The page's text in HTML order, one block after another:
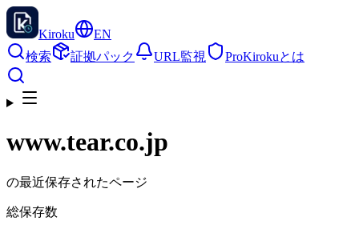
Kiroku
EN
検索
証拠パック URL監視 ProKirokuとは
www.tear.co.jp
の最近保存されたページ
総保存数